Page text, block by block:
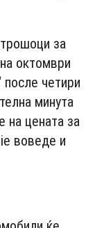
за
октомври
после четири
минута
на цената за
воведе и